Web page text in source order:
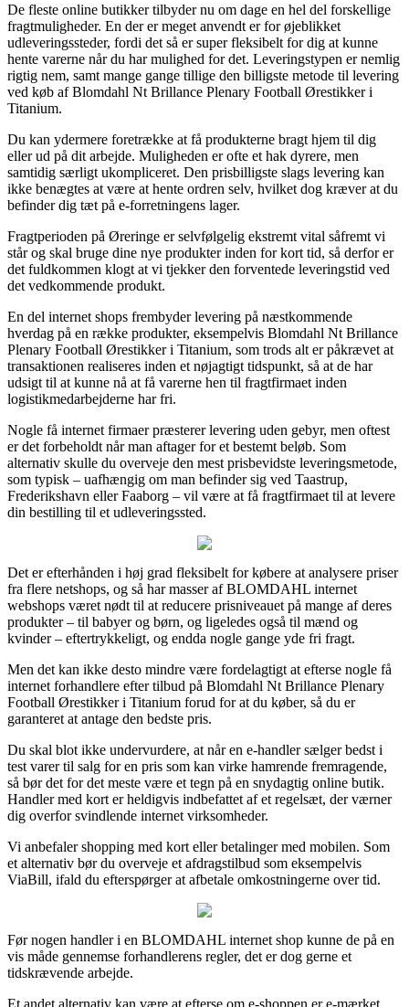
De fleste online butikker tilbyder nu om dage en hel del forskellige
fragtmuligheder. En der er meget anvendt er for øjeblikket
udleveringssteder, fordi det så er super fleksibelt for dig at kunne
hente varerne når du har mulighed for det. Leveringstypen er nemlig
rigtig nem, samt mange gange tillige den billigste metode til levering
ved køb af Blomdahl Nt Brillance Plenary Football Ørestikker i
Titanium.
Du kan ydermere foretrække at få produkterne bragt hjem til dig
eller ud på dit arbejde. Muligheden er ofte et hak dyrere, men
samtidig særligt ukompliceret. Den prisbilligste slags levering kan
ikke benægtes at være at hente ordren selv, hvilket dog kræver at du
befinder dig tæt på e-forretningens lager.
Fragtperioden på Øreringe er selvfølgelig ekstremt vital såfremt vi
står og skal bruge dine nye produkter inden for kort tid, så derfor er
det fuldkommen klogt at vi tjekker den forventede leveringstid ved
det vedkommende produkt.
En del internet shops frembyder levering på næstkommende
hverdag på en række produkter, eksempelvis Blomdahl Nt Brillance
Plenary Football Ørestikker i Titanium, som trods alt er påkrævet at
transaktionen realiseres inden et nøjagtigt tidspunkt, så at de har
udsigt til at kunne nå at få varerne hen til fragtfirmaet inden
logistikmedarbejderne har fri.
Nogle få internet firmaer præsterer levering uden gebyr, men oftest
er det forbeholdt når man aftager for et bestemt beløb. Som
alternativ skulle du overveje den mest prisbevidste leveringsmetode,
som typisk – uafhængig om man befinder sig ved Taastrup,
Frederikshavn eller Faaborg – vil være at få fragtfirmaet til at levere
din bestilling til et udleveringssted.
Det er efterhånden i høj grad fleksibelt for købere at analysere priser
fra flere netshops, og så har masser af BLOMDAHL internet
webshops været nødt til at reducere prisniveauet på mange af deres
produkter – til babyer og børn, og ligeledes også til mænd og
kvinder – eftertrykkeligt, og endda nogle gange yde fri fragt.
Men det kan ikke desto mindre være fordelagtigt at efterse nogle få
internet forhandlere efter tilbud på Blomdahl Nt Brillance Plenary
Football Ørestikker i Titanium forud for at du køber, så du er
garanteret at antage den bedste pris.
Du skal blot ikke undervurdere, at når en e-handler sælger bedst i
test varer til salg for en pris som kan virke hamrende fremragende,
så bør det for det meste være et tegn på en snydagtig online butik.
Handler med kort er heldigvis indbefattet af et regelsæt, der værner
dig overfor svindlende internet virksomheder.
Vi anbefaler shopping med kort eller betalinger med mobilen. Som
et alternativ bør du overveje et afdragstilbud som eksempelvis
ViaBill, ifald du efterspørger at afbetale omkostningerne over tid.
Før nogen handler i en BLOMDAHL internet shop kunne de på en
vis måde gennemse forhandlerens regler, det er dog gerne et
tidskrævende arbejde.
Et andet alternativ kan være at efterse om e-shoppen er e-mærket